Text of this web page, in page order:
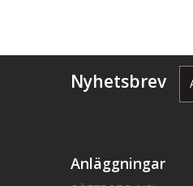
Nyhetsbrev
Anläggningar